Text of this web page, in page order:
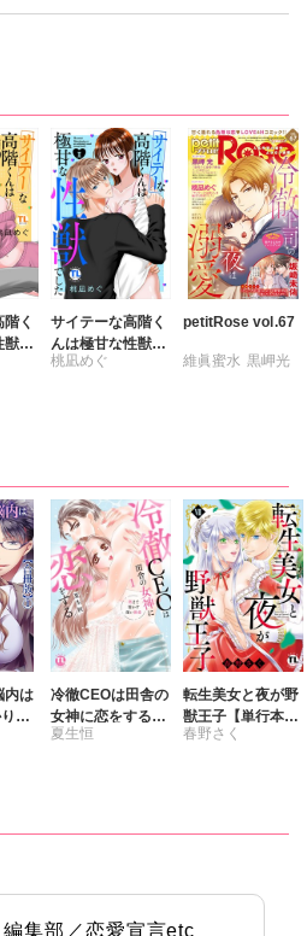
く
獣で
】I
サイテーな高階く
んは極甘な性獣で
した【単行本版】I
桃凪めぐ
petitRose vol.67
維眞蜜水 黒岬光
内は
。
冷徹CEOは田舎の
女神に恋をする～
奥まで溶かす深い
夏生恒
転生美女と夜が野
獣王子【単行本
版】【電子書店限
春野さく
集部／恋愛宣言etc